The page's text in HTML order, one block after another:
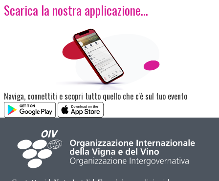
Scarica la nostra applicazione...
Immagine
Naviga, connettiti e scopri tutto quello che c'è sul tuo evento